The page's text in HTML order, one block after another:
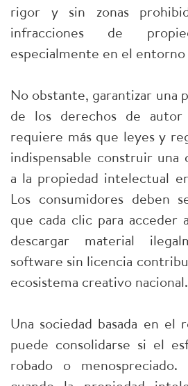
rigor y sin zonas
infracciones de
especialmente en el
No obstante, garantizar una
de los derechos de
requiere más que leyes y
indispensable construir
a la propiedad intelectual
Los consumidores deben
que cada clic para acceder
descargar material
software sin licencia
ecosistema creativo nacional.
Una sociedad basada en el
puede consolidarse si el
robado o